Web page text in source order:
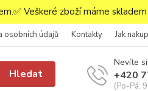
Veškeré zboží máme
osobních údajů Kontakty Jak
Hledat
Nevíte
+420
(Po-Pá,